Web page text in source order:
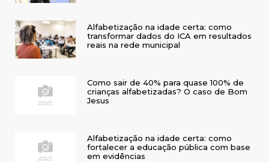
Alfabetização na idade certa: como
transformar dados do ICA em resultados
reais na rede municipal
Como sair de 40% para quase 100% de
crianças alfabetizadas? O caso de Bom
Jesus
Alfabetização na idade certa: como
fortalecer a educação pública com base
em evidências